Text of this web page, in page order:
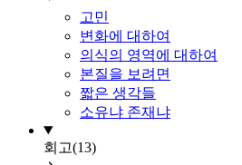
고민
변화에 대하여
의식의 영역에 대하여
본질을 보려면
짧은 생각들
소유냐 존재냐
회고(13)